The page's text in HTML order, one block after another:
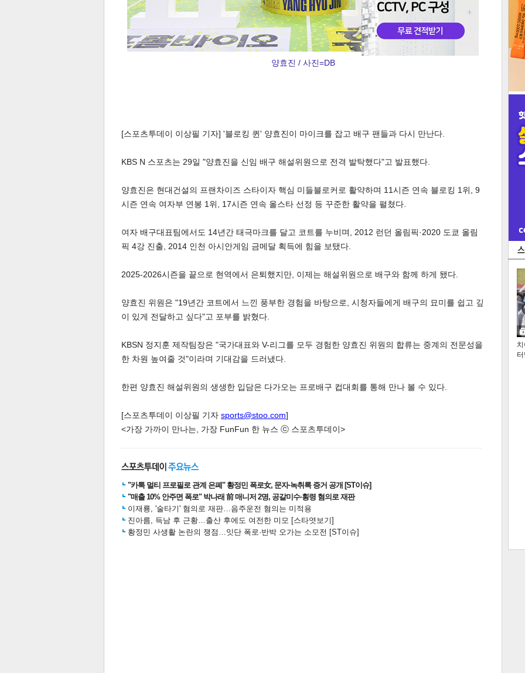
스북 터 공 공유 버블
달기
양효진 / 사진=DB
[스포츠투데이 이상필 기자] '블로킹 퀸' 양효진이 마이크를 잡고 배구 팬들과 다시 만난다.
KBS N 스포츠는 29일 "양효진을 신임 배구 해설위원으로 전격 발탁했다"고 발표했다.
양효진은 현대건설의 프랜차이즈 스타이자 핵심 미들블로커로 활약하며 11시즌 연속 블로킹 1위, 9
시즌 연속 여자부 연봉 1위, 17시즌 연속 올스타 선정 등 꾸준한 활약을 펼쳤다.
여자 배구대표팀에서도 14년간 태극마크를 달고 코트를 누비며, 2012 런던 올림픽·2020 도쿄 올림
픽 4강 진출, 2014 인천 아시안게임 금메달 획득에 힘을 보탰다.
2025-2026시즌을 끝으로 현역에서 은퇴했지만, 이제는 해설위원으로 배구와 함께 하게 됐다.
양효진 위원은 "19년간 코트에서 느낀 풍부한 경험을 바탕으로, 시청자들에게 배구의 묘미를 쉽고 깊
이 있게 전달하고 싶다"고 포부를 밝혔다.
KBSN 정지훈 제작팀장은 "국가대표와 V-리그를 모두 경험한 양효진 위원의 합류는 중계의 전문성을
한 차원 높여줄 것"이라며 기대감을 드러냈다.
한편 양효진 해설위원의 생생한 입담은 다가오는 프로배구 컵대회를 통해 만나 볼 수 있다.
[스포츠투데이 이상필 기자 sports@stoo.com]
<가장 가까이 만나는, 가장 FunFun 한 뉴스 ⓒ 스포츠투데이>
"카톡 멀티 프로필로 관계 은폐" 황정민 폭로女, 문자·녹취록 증거 공개 [ST이슈]
"매출 10% 안주면 폭로" 박나래 前 매니저 2명, 공갈미수·횡령 혐의로 재판
이재룡, '술타기' 혐의로 재판…음주운전 혐의는 미적용
진아름, 득남 후 근황…출산 후에도 여전한 미모 [스타엿보기]
황정민 사생활 논란의 쟁점…잇단 폭로·반박 오가는 소모전 [ST이슈]